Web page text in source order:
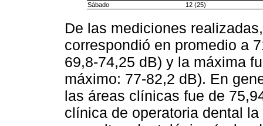
Sábado
12 (25)
De las mediciones
correspondió en promedio a
69,8-74,25 dB) y la máxima
máximo: 77-82,2 dB). En
las áreas clínicas fue de
clínica de operatoria dental